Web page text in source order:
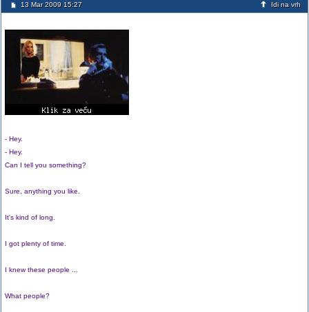
13 Mar 2009 15:27 Idi na vrh
- Hey.
- Hey.
Can I tell you something?
Sure, anything you like.
It's kind of long.
I got plenty of time.
I knew these people ...
What people?